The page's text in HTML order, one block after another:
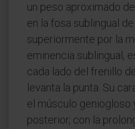
un peso aproximado
en la fosa sublingual
superiormente por la
eminencia sublingual,
cada lado del frenillo
levanta la punta. Su
el músculo geniogloso
posterior, con la